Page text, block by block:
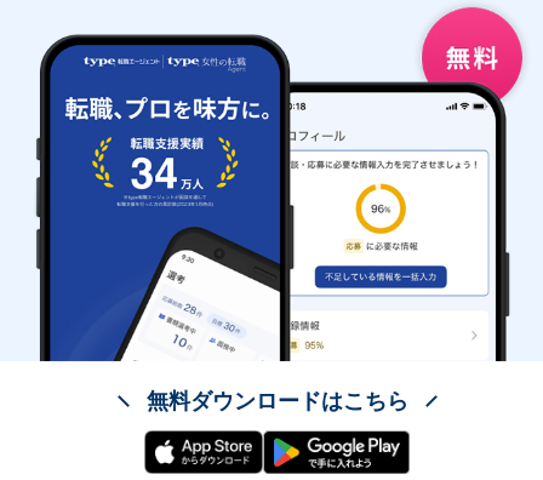
無料ダウンロードはこちら